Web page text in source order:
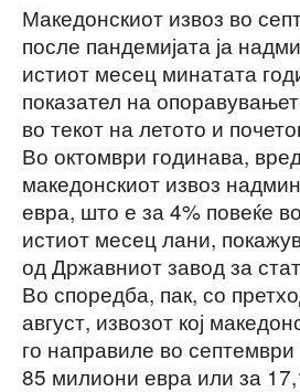
Македонскиот извоз во
после пандемијата ја
истиот месец минатата
показател на
во текот на летото и
Во октомври годинава,
македонскиот извоз
евра, што е за 4% повеќе
истиот месец лани,
од Државниот завод за
Во споредба, пак, со
август, извозот кој
го направиле во
85 милиони евра или за